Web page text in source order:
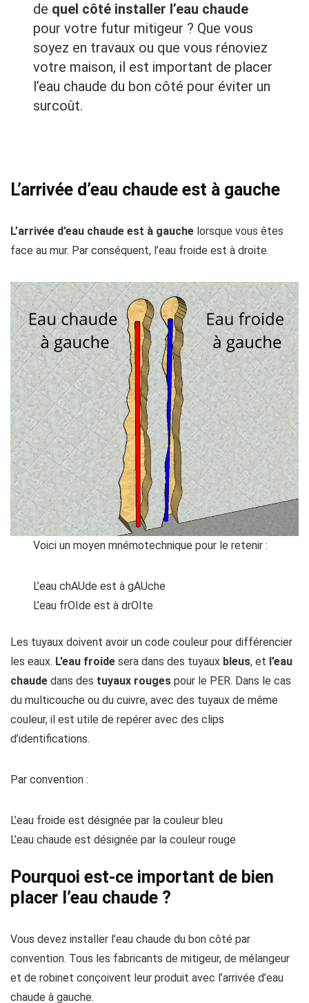
de quel côté installer l’eau chaude
pour votre futur mitigeur ? Que vous
soyez en travaux ou que vous rénoviez
votre maison, il est important de placer
l’eau chaude du bon côté pour éviter un
surcoût.
L’arrivée d’eau chaude est à gauche
L’arrivée d’eau chaude est à gauche lorsque vous êtes
face au mur. Par conséquent, l’eau froide est à droite.
Voici un moyen mnémotechnique pour le retenir :
L’eau chAUde est à gAUche
L’eau frOIde est à drOIte
Les tuyaux doivent avoir un code couleur pour différencier
les eaux. L’eau froide sera dans des tuyaux bleus, et l’eau
chaude dans des tuyaux rouges pour le PER. Dans le cas
du multicouche ou du cuivre, avec des tuyaux de même
couleur, il est utile de repérer avec des clips
d’identifications.
Par convention :
L’eau froide est désignée par la couleur bleu
L’eau chaude est désignée par la couleur rouge
Pourquoi est-ce important de bien
placer l’eau chaude ?
Vous devez installer l’eau chaude du bon côté par
convention. Tous les fabricants de mitigeur, de mélangeur
et de robinet conçoivent leur produit avec l’arrivée d’eau
chaude à gauche.